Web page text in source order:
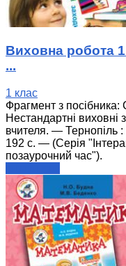
Виховна робота
...
1 клас
Фрагмент з посібника:
Нестандартні виховні
вчителя. — Тернопіль
192 с. — (Серія
позаурочний час").